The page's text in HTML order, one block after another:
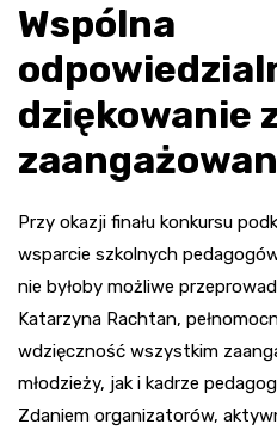
Wspólna
dziękowanie
Przy okazji finału konkursu
wsparcie szkolnych
nie byłoby możliwe
Katarzyna Rachtan,
wdzięczność wszystkim
młodzieży, jak i kadrze
Zdaniem organizatorów,